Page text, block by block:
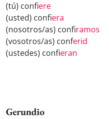
(tú) confiere
(usted) confiera
(nosotros/as) confiramos
(vosotros/as) conferid
(ustedes) confieran
Gerundio